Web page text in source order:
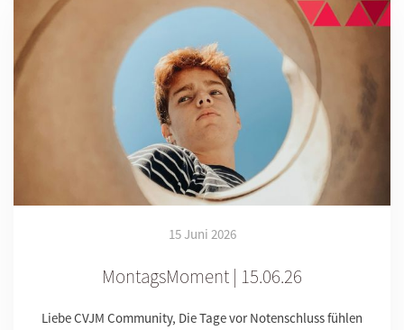
15 Juni 2026
MontagsMoment | 15.06.26
Liebe CVJM Community, Die Tage vor Notenschluss fühlen